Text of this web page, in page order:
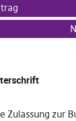
Zulassung zur